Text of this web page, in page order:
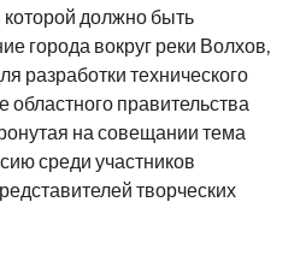
должно быть
города вокруг реки Волхов,
разработки технического
областного правительства
на совещании тема
среди участников
творческих